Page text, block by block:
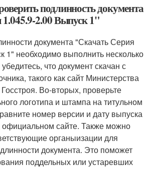
подлинность документа
2.00 Выпуск 1"
документа "Скачать Серия
1" необходимо выполнить несколько
что документ скачан с
такого как сайт Министерства
Во-вторых, проверьте
логотипа и штампа на титульном
номер версии и дату выпуска
сайте. Также можно
органыизации для
документа. Это поможет
поддельных или устаревших